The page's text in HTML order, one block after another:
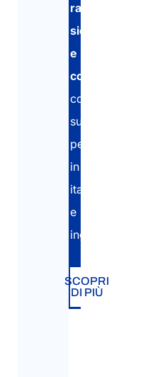
rapida,
sicura
e
conforme
con
supporto
in
italiano
e
inglese.
SCOPRI
DI PIÙ